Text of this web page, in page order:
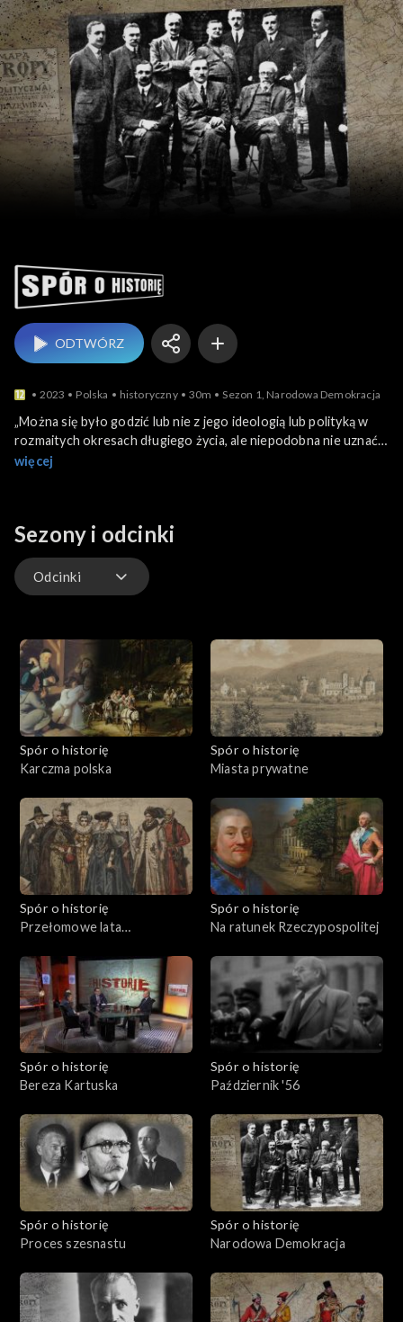
Spór o historię
ODTWÓRZ
2023 Polska historyczny 30m Sezon 1, Narodowa Demokracja
„Można się było godzić lub nie z jego ideologią lub polityką w
rozmaitych okresach długiego życia, ale niepodobna nie uznać,
że kierował się najszczerszymi intencjami służenia narodowi i
Demokracja? Jak realizowała swój program w latach
międzywojennych?
więcej
Sezony i odcinki
Odcinki
Spór o historię
Karczma polska
Spór o historię
Miasta prywatne
Spór o historię
Przełomowe lata
Spór o historię
Na ratunek Rzeczypospolitej
Spór o historię
Bereza Kartuska
Spór o historię
Październik '56
Spór o historię
Proces szesnastu
Spór o historię
Narodowa Demokracja